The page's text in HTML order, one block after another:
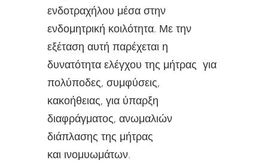
ενδοτραχήλου μέσα στην
ενδομητρική κοιλότητα. Με την
εξέταση αυτή παρέχεται η
δυνατότητα ελέγχου της μήτρας για
πολύποδες, συμφύσεις,
κακοήθειας, για ύπαρξη
διαφράγματος, ανωμαλιών
διάπλασης της μήτρας
και ινομυωμάτων.